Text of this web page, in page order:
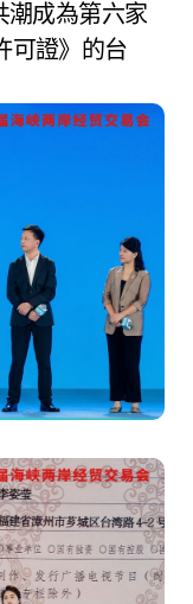
潮成為第六家
可證》的台